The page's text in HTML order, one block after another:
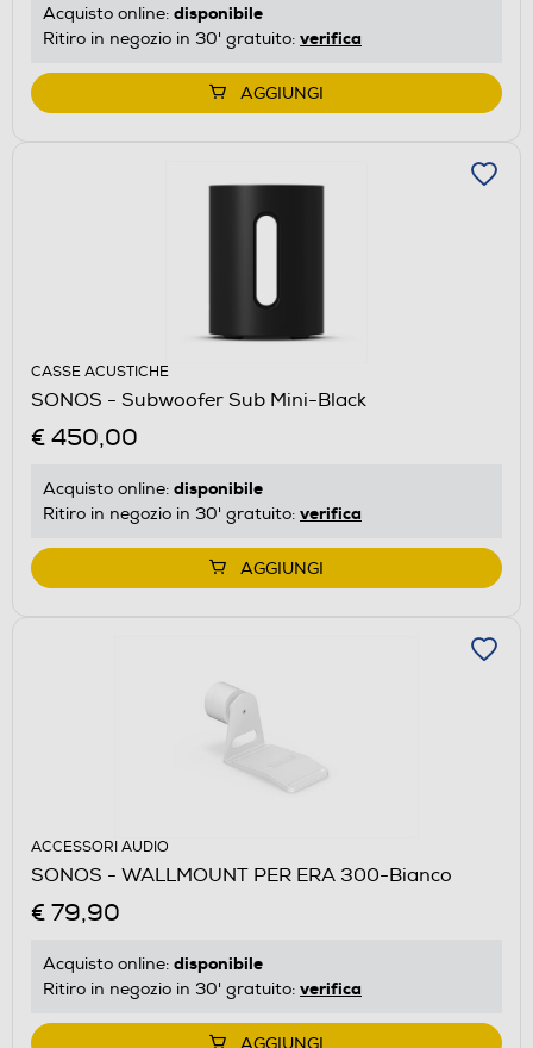
Acquisto online: disponibile
Ritiro in negozio in 30' gratuito: verifica
AGGIUNGI
CASSE ACUSTICHE
SONOS - Subwoofer Sub Mini-Black
€ 450,00
Acquisto online: disponibile
Ritiro in negozio in 30' gratuito: verifica
AGGIUNGI
ACCESSORI AUDIO
SONOS - WALLMOUNT PER ERA 300-Bianco
€ 79,90
Acquisto online: disponibile
Ritiro in negozio in 30' gratuito: verifica
AGGIUNGI